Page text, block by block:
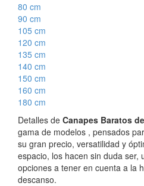
80 cm
90 cm
105 cm
120 cm
135 cm
140 cm
150 cm
160 cm
180 cm
Detalles de Canapes Baratos
gama de modelos , pensados
su gran precio, versatilidad y
espacio, los hacen sin duda ser,
opciones a tener en cuenta a la
descanso.